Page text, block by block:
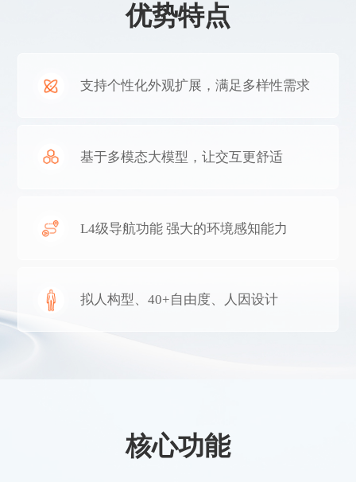
优势特点
支持个性化外观扩展，满足多样性需求
基于多模态大模型，让交互更舒适
L4级导航功能 强大的环境感知能力
拟人构型、40+自由度、人因设计
核心功能